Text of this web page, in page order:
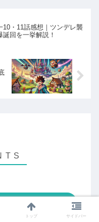
10・11話感想｜ツンデレ襲
回を一挙解説！
込む
トップ サイドバー